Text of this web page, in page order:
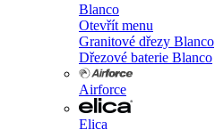
Blanco
Otevřít menu
Granitové dřezy Blanco
Dřezové baterie Blanco
Airforce
Elica